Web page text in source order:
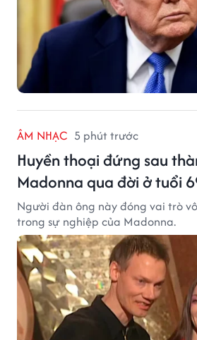
ÂM NHẠC 5 phút trước
Huyền thoại đứng sau
Madonna qua đời ở tuổi
Người đàn ông này đóng vai trò
trong sự nghiệp của Madonna.